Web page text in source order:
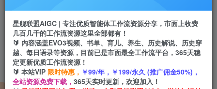
站长招募
推荐
项目周期预估10年
星舰联盟AIGC | 专注优质智能体工作流资源分享，市面上收费
几百几千的工作流资源这里全部都有！
🔰 内容涵盖EVO3视频、书单、育儿、养生、历史解说、历史穿
越、每日语录等资源，目前已是市面最全工作流平台，365天稳
定更新优质工作流资源！
🔰 本站VIP 限时特惠， ￥99/年，￥199/永久 (推广佣金50%)，
全站资源免费下载， 365天实时更新，欢迎加入！